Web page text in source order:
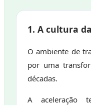
1. A cultura
O ambiente de
por uma
décadas.
A aceleração